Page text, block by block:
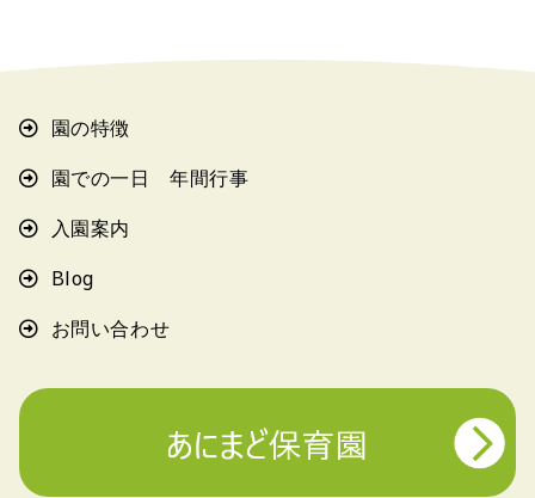
園の特徴
園での一日 年間行事
入園案内
Blog
お問い合わせ